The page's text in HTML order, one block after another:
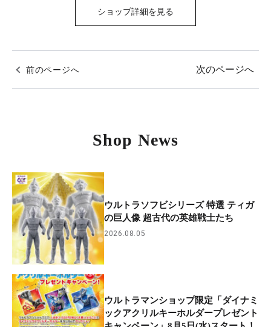
ショップ詳細を見る
前のページへ 次のページへ
Shop News
ウルトラソフビシリーズ 特選 ティガ
の巨人像 超古代の英雄戦士たち
2026.08.05
ウルトラマンショップ限定「ダイナミ
ックアクリルキーホルダープレゼント